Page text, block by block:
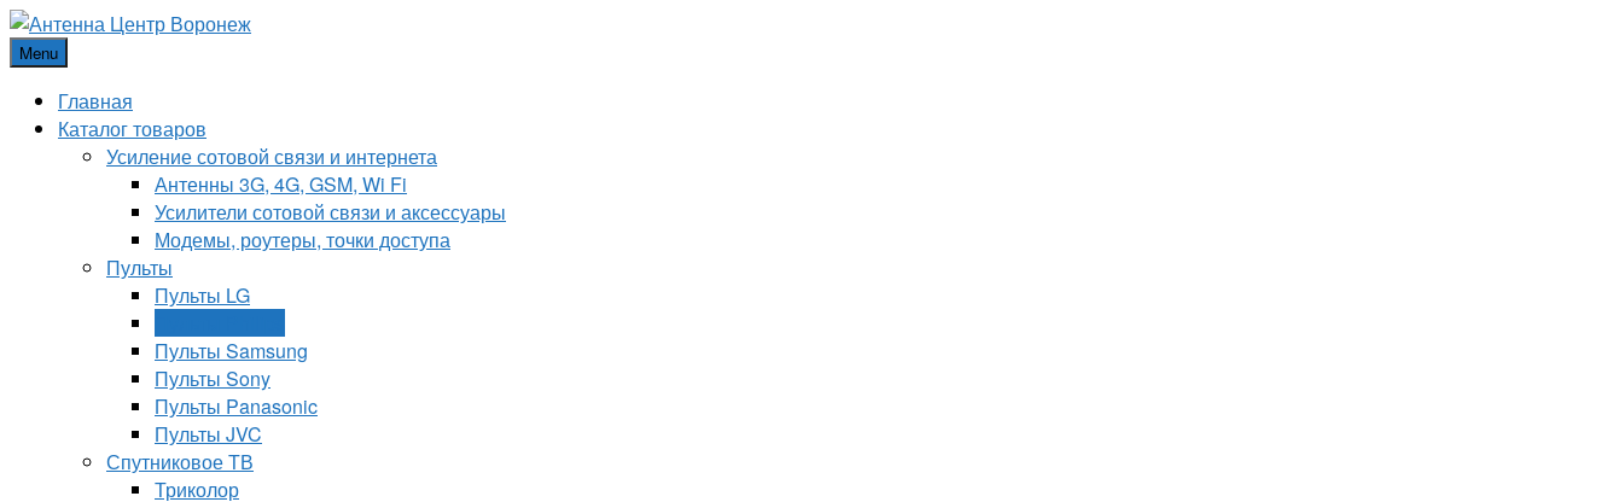
Menu
Главная
Каталог товаров
Усиление сотовой связи и интернета
Антенны 3G, 4G, GSM, Wi Fi
Усилители сотовой связи и аксессуары
Модемы, роутеры, точки доступа
Пульты
Пульты LG
Пульты Samsung
Пульты Sony
Пульты Panasonic
Пульты JVC
Спутниковое ТВ
Триколор